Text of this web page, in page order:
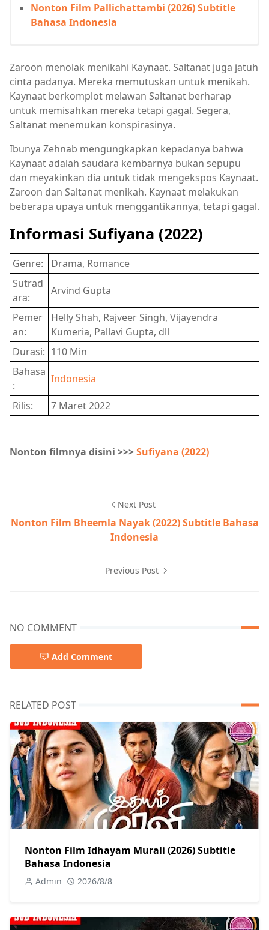
Nonton Film Pallichattambi (2026) Subtitle
Bahasa Indonesia
Zaroon menolak menikahi Kaynaat. Saltanat juga jatuh
cinta padanya. Mereka memutuskan untuk menikah.
Kaynaat berkomplot melawan Saltanat berharap
untuk memisahkan mereka tetapi gagal. Segera,
Saltanat menemukan konspirasinya.
Ibunya Zehnab mengungkapkan kepadanya bahwa
Kaynaat adalah saudara kembarnya bukan sepupu
dan meyakinkan dia untuk tidak mengekspos Kaynaat.
Zaroon dan Saltanat menikah. Kaynaat melakukan
beberapa upaya untuk menggantikannya, tetapi gagal.
Informasi Sufiyana (2022)
Genre:
Drama, Romance
Sutrad
ara:
Arvind Gupta
Pemer
an:
Helly Shah, Rajveer Singh, Vijayendra
Kumeria, Pallavi Gupta, dll
Durasi: 110 Min
Bahasa
:
Indonesia
Rilis: 7 Maret 2022
Nonton filmnya disini >>>Sufiyana (2022)
Next Post
Nonton Film Bheemla Nayak (2022) Subtitle Bahasa
Indonesia
Previous Post
NO COMMENT
Add Comment
RELATED POST
Nonton Film Idhayam Murali (2026) Subtitle
Bahasa Indonesia
Admin 2026/8/8